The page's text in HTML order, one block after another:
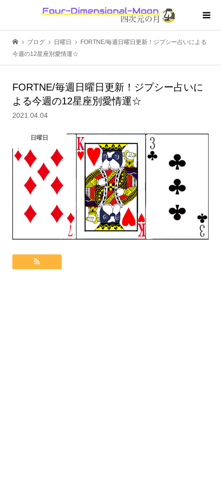
ブログ 日曜日
FORTNE/毎週日曜日更新！ジプシー占いによる
今週の12星座別愛情運☆
FORTNE/毎週日曜日更新！ジプシー占いに
よる今週の12星座別愛情運☆
2021.04.04
日曜日